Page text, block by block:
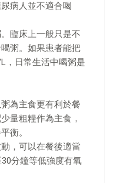
病人並不適合喝
臨床上一般只是不
粥。如果患者能把
，日常生活中喝粥是
為主食更有利於餐
量粗糧作為主食，
衡。
，可以在餐後適當
分鐘等低強度有氧